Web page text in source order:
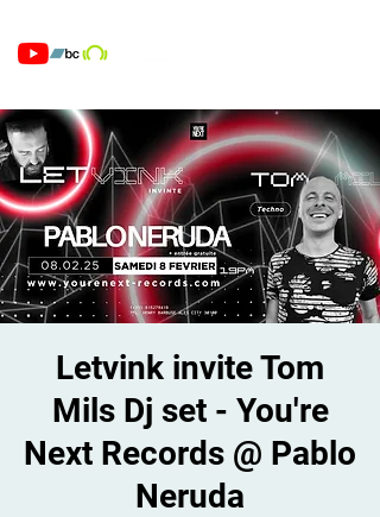
Letvink invite Tom
Mils Dj set - You're
Next Records @ Pablo
Neruda